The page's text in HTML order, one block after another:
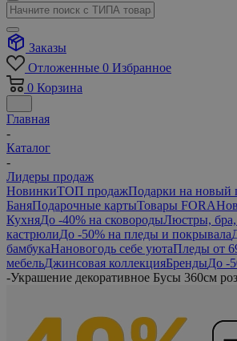
Заказы
Отложенные 0 Избранное
0 Корзина
Главная
-
Каталог
-
Лидеры продаж
НовинкиТОП продажПодарки на новый
БаняПодарочные картыТовары FORA
КухняДо -40% на сковородыЛюстры,
кастрюлиДо -50% на пледы и покрывала
бамбукаНановогодь себе уютаПледы от
мебельДжинсовая коллекцияБрендыДо -
-Украшение декоративное Бусы 360см